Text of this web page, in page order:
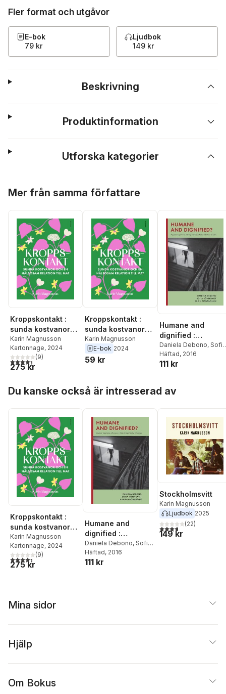
Fler format och utgåvor
E-bok
79 kr
Ljudbok
149 kr
Beskrivning
Produktinformation
Utforska kategorier
Mer från samma författare
Kroppskontakt :
sunda kostvanor
och en hälsosam
relation till mat
Karin Magnusson
Kartonnage, 2024
4,4utav 5 stjärnor. Totalt antal röster:
(9)
275 kr
Kroppskontakt :
sunda kostvanor
och en hälsosam
relation till mat
Karin Magnusson
E-bok 2024
59 kr
Humane and
dignified :
migrants’
experiences of
living in a ‘state of
Sweden
Daniela Debono, Sofia
Rönnqvist,Karin
Magnusson
Häftad, 2016
111 kr
Du kanske också är intresserad av
Kroppskontakt :
sunda kostvanor
och en hälsosam
relation till mat
Karin Magnusson
Kartonnage, 2024
4,4utav 5 stjärnor. Totalt antal röster:
(9)
275 kr
Humane and
dignified :
migrants’
experiences of
living in a ‘state of
Daniela Debono, Sofia
Rönnqvist,Karin
Magnusson
Häftad, 2016
111 kr
Stockholmsvitt
Karin Magnusson
Ljudbok 2025
3,7utav 5 stjärnor.
(22)
149 kr
Mina sidor
Hjälp
Om Bokus